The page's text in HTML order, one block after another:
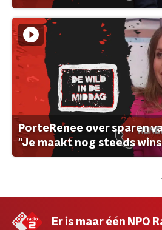
PorteRenee over sparen
"Je maakt nog steeds
Er is maar één NPO